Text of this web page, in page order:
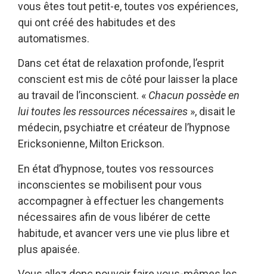
vous êtes tout petit-e, toutes vos expériences,
qui ont créé des habitudes et des
automatismes.
Dans cet état de relaxation profonde, l’esprit
conscient est mis de côté pour laisser la place
au travail de l’inconscient. « Chacun possède en
lui toutes les ressources nécessaires », disait le
médecin, psychiatre et créateur de l’hypnose
Ericksonienne, Milton Erickson.
En état d’hypnose, toutes vos ressources
inconscientes se mobilisent pour vous
accompagner à effectuer les changements
nécessaires afin de vous libérer de cette
habitude, et avancer vers une vie plus libre et
plus apaisée.